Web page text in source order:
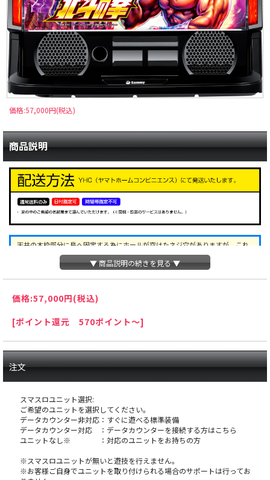
価格:57,000円(税込)
商品説明
天井の木枠部分に島へ固定する為にホールが空けたネジ穴がありますが、これ
は修復できない部分ですので予めご了承下さい。
オプションに関するご注意
※スマスロユニットとは：コイン不要機のように実
機にクレジットを入れるための装置です。
注意事項
※こちらの台は製品の特性上、塗装剥げ・メッキ剥
げが起きやすくなっております。あまりにも剥げの
すが、多少の塗装剥げは正常の範囲内とみなします
▼ 商品説明の続きを見る ▼
価格:57,000円(税込)
[ポイント還元 570ポイント～]
注文
スマスロユニット選択:
ご希望のユニットを選択してください。
データカウンター非対応：すぐに遊べる標準装備
データカウンター対応 ：データカウンターを接続する方はこちら
ユニットなし※ ：対応のユニットをお持ちの方
※スマスロユニットが無いと遊技を行えません。
※お客様ご自身でユニットを取り付けられる場合のサポートは行ってお